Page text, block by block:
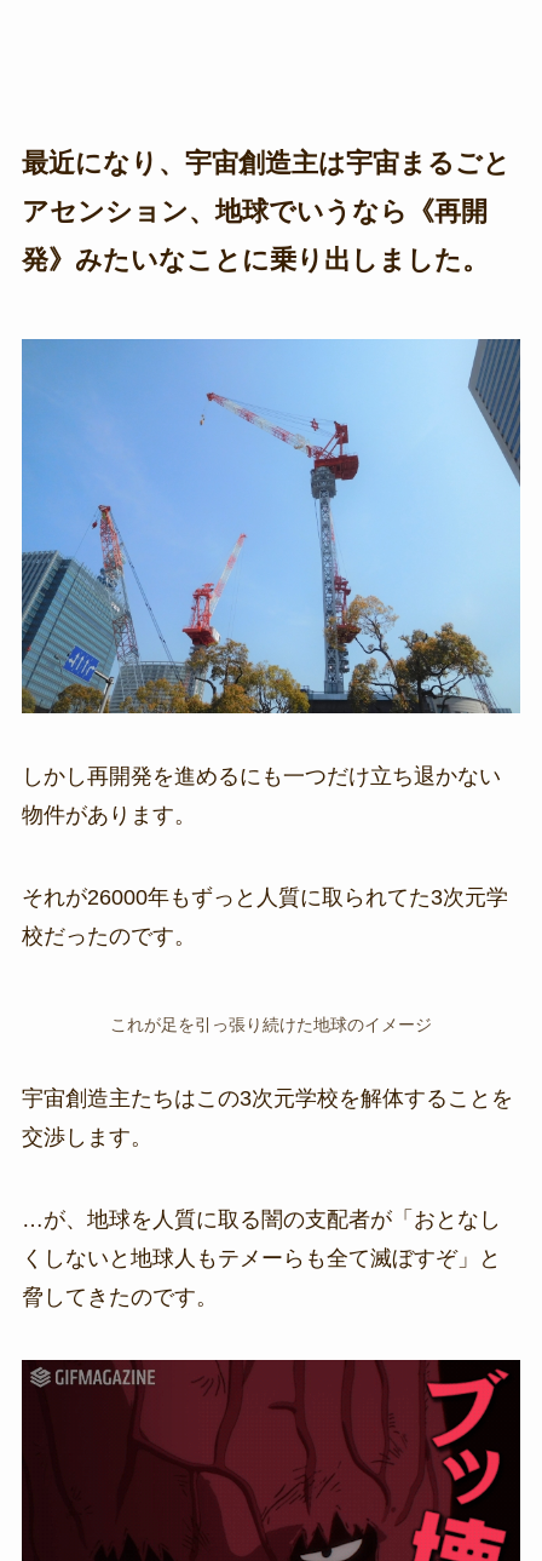
最近になり、宇宙創造主は宇宙まるごと
アセンション、地球でいうなら《再開
発》みたいなことに乗り出しました。
しかし再開発を進めるにも一つだけ立ち退かない
物件があります。
それが26000年もずっと人質に取られてた3次元学
校だったのです。
これが足を引っ張り続けた地球のイメージ
宇宙創造主たちはこの3次元学校を解体することを
交渉します。
…が、地球を人質に取る闇の支配者が「おとなし
くしないと地球人もテメーらも全て滅ぼすぞ」と
脅してきたのです。